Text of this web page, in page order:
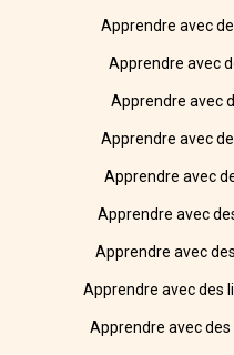
Apprendre avec
Apprendre avec
Apprendre avec
Apprendre avec
Apprendre avec
Apprendre avec
Apprendre avec
Apprendre avec des
Apprendre avec